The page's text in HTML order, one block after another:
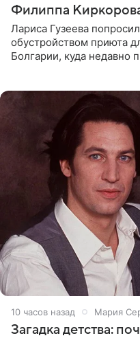
Филиппа
Лариса Гузеева
обустройством приюта
Болгарии, куда недавно
10 часов назад Мария
Загадка детства: